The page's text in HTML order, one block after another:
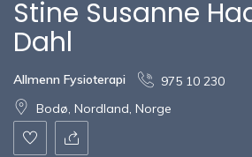
Stine Susanne
Dahl
Allmenn Fysioterapi
975 10 230
Bodø, Nordland, Norge